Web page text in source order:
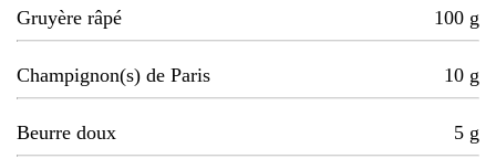
Gruyère râpé 100 g
Champignon(s) de Paris 10 g
Beurre doux 5 g